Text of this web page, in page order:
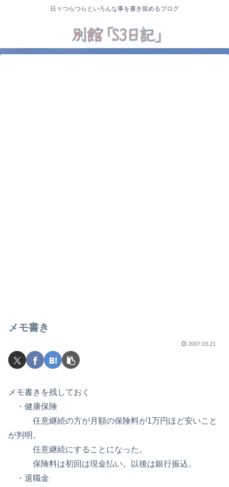
日々つらつらといろんな事を書き留めるブログ
メモ書き
2007.03.21
メモ書きを残しておく
・健康保険
任意継続の方が月額の保険料が1万円ほど安いこと
が判明。
任意継続にすることになった。
保険料は初回は現金払い。以後は銀行振込。
・退職金